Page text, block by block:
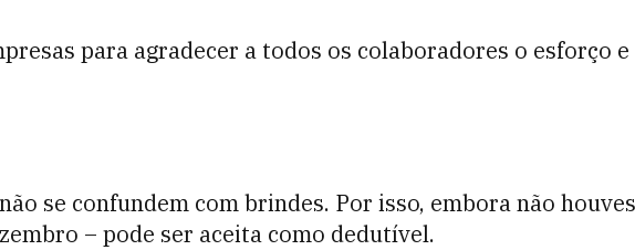
para agradecer a todos os colaboradores o esforço
se confundem com brindes. Por isso, embora não
– pode ser aceita como dedutível.